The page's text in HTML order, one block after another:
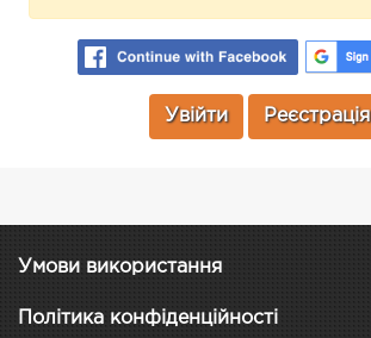
Увійти Реєстрація
Умови використання
Політика конфіденційності